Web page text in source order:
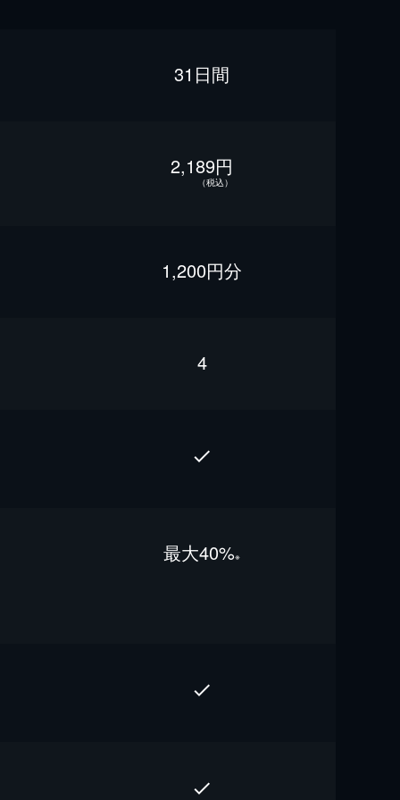
31日間
2,189円
（税込）
1,200円分
4
最⼤40%※